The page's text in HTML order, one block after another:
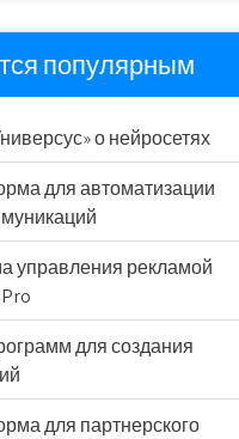
популярным
о нейросетях
для автоматизации
управления рекламой
для создания
для партнерского